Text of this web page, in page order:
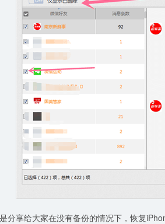
分享给大家在没有备份的情况下，恢复